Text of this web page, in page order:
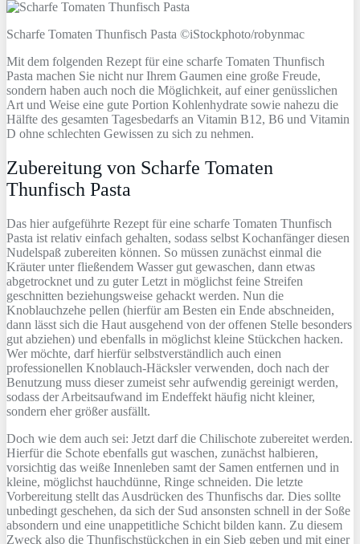
Scharfe Tomaten Thunfisch Pasta ©iStockphoto/robynmac
Mit dem folgenden Rezept für eine scharfe Tomaten Thunfisch
Pasta machen Sie nicht nur Ihrem Gaumen eine große Freude,
sondern haben auch noch die Möglichkeit, auf einer genüsslichen
Art und Weise eine gute Portion Kohlenhydrate sowie nahezu die
Hälfte des gesamten Tagesbedarfs an Vitamin B12, B6 und Vitamin
D ohne schlechten Gewissen zu sich zu nehmen.
Zubereitung von Scharfe Tomaten
Thunfisch Pasta
Das hier aufgeführte Rezept für eine scharfe Tomaten Thunfisch
Pasta ist relativ einfach gehalten, sodass selbst Kochanfänger diesen
Nudelspaß zubereiten können. So müssen zunächst einmal die
Kräuter unter fließendem Wasser gut gewaschen, dann etwas
abgetrocknet und zu guter Letzt in möglichst feine Streifen
geschnitten beziehungsweise gehackt werden. Nun die
Knoblauchzehe pellen (hierfür am Besten ein Ende abschneiden,
dann lässt sich die Haut ausgehend von der offenen Stelle besonders
gut abziehen) und ebenfalls in möglichst kleine Stückchen hacken.
Wer möchte, darf hierfür selbstverständlich auch einen
professionellen Knoblauch-Häcksler verwenden, doch nach der
Benutzung muss dieser zumeist sehr aufwendig gereinigt werden,
sodass der Arbeitsaufwand im Endeffekt häufig nicht kleiner,
sondern eher größer ausfällt.
Doch wie dem auch sei: Jetzt darf die Chilischote zubereitet werden.
Hierfür die Schote ebenfalls gut waschen, zunächst halbieren,
vorsichtig das weiße Innenleben samt der Samen entfernen und in
kleine, möglichst hauchdünne, Ringe schneiden. Die letzte
Vorbereitung stellt das Ausdrücken des Thunfischs dar. Dies sollte
unbedingt geschehen, da sich der Sud ansonsten schnell in der Soße
absondern und eine unappetitliche Schicht bilden kann. Zu diesem
Zweck also die Thunfischstückchen in ein Sieb geben und mit einer